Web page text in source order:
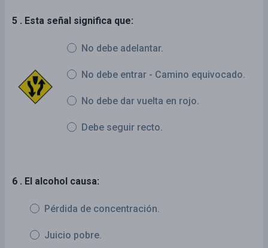
5 . Esta señal significa que:
No debe adelantar.
No debe entrar - Camino equivocado.
No debe dar vuelta en rojo.
Debe seguir recto.
6 . El alcohol causa:
Pérdida de concentración.
Juicio pobre.